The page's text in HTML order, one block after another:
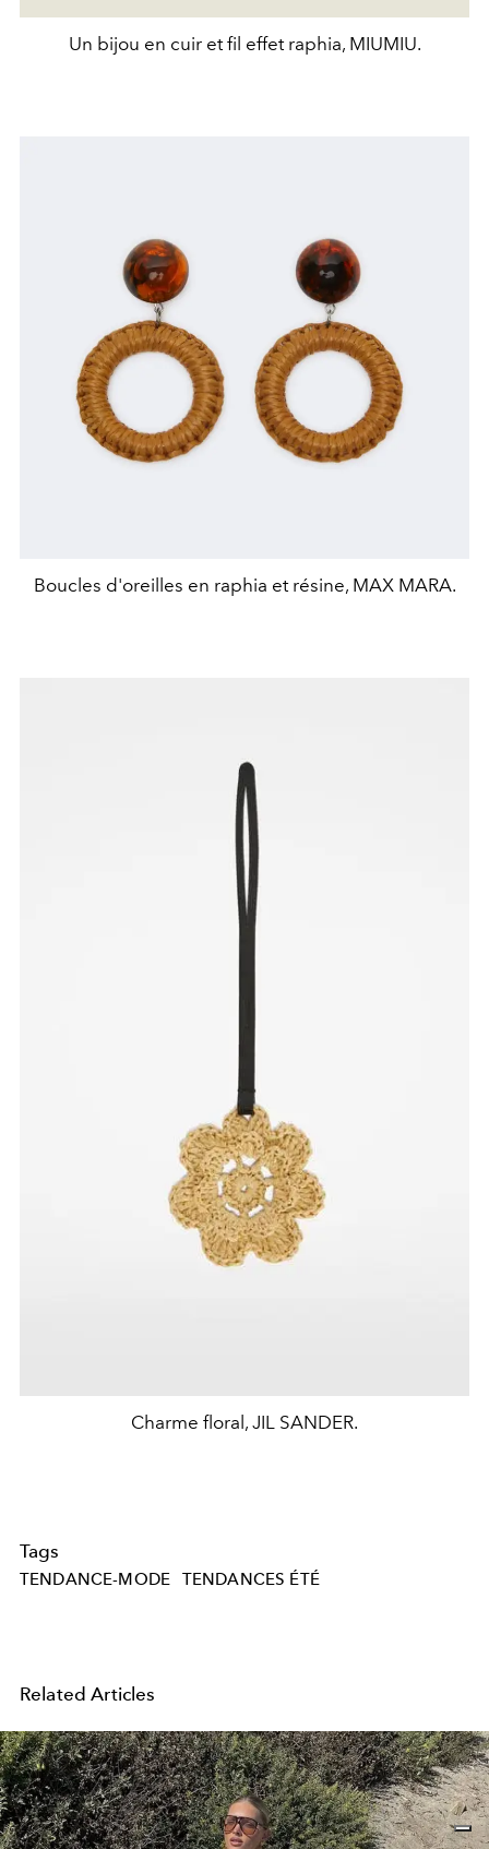
Un bijou en cuir et fil effet raphia, MIUMIU.
Boucles d'oreilles en raphia et résine, MAX MARA.
Charme floral, JIL SANDER.
Tags
TENDANCE-MODE TENDANCES ÉTÉ
Related Articles